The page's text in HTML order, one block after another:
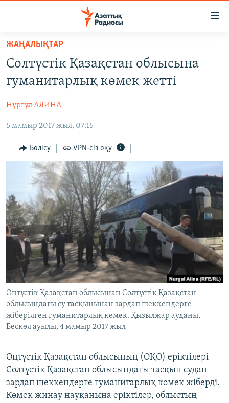
Skip
main
content
Skip
to
Navigation
САЯСАТ
AZATTYQTV
ҚАҢТАР ОҚИҒАСЫ
АДАМ ҚҰҚЫҚТАРЫ
ӘЛЕУМЕТ
АРНАЙЫ ЖОБАЛАР
Русский
ЖАЗЫЛЫҢЫЗ
Басқа тілдерде
ЖАҢАЛЫҚТАР
Солтүстік Қазақстан облысына
гуманитарлық көмек жетті
Нұргүл АЛИНА
5 мамыр 2017 жыл, 07:15
Бөлісу VPN-сіз оқу
Оңтүстік Қазақстан облысынан Солтүстік Қазақстан
облысындағы су тасқынынан зардап шеккендерге
жіберілген гуманитарлық көмек. Қызылжар ауданы,
Бескөл ауылы, 4 мамыр 2017 жыл
Оңтүстік Қазақстан облысының (ОҚО) еріктілері
Солтүстік Қазақстан облысындағы тасқын судан
зардап шеккендерге гуманитарлық көмек жіберді.
Көмек жинау науқанына еріктілер, облыстың